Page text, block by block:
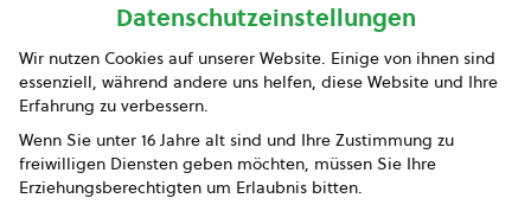
Presse
Impressum
Datenschutz
Datenschutzeinstellungen
Wir nutzen Cookies auf unserer Website. Einige von ihnen sind
essenziell, während andere uns helfen, diese Website und Ihre
Erfahrung zu verbessern.
Wenn Sie unter 16 Jahre alt sind und Ihre Zustimmung zu
freiwilligen Diensten geben möchten, müssen Sie Ihre
Erziehungsberechtigten um Erlaubnis bitten.